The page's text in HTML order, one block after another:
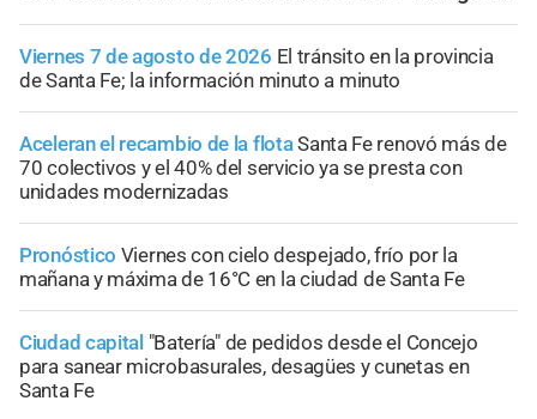
Viernes 7 de agosto de 2026 El tránsito en la provincia
de Santa Fe; la información minuto a minuto
Aceleran el recambio de la flotaSanta Fe renovó más de
70 colectivos y el 40% del servicio ya se presta con
unidades modernizadas
Pronóstico Viernes con cielo despejado, frío por la
mañana y máxima de 16°C en la ciudad de Santa Fe
Ciudad capital "Batería" de pedidos desde el Concejo
para sanear microbasurales, desagües y cunetas en
Santa Fe